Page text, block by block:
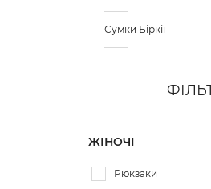
Сумки Біркін
ЖІНОЧІ
Рюкзаки